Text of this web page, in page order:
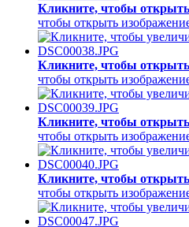
Кликните, чтобы
чтобы открыть
Кликните, чтобы
чтобы открыть
Кликните, чтобы
чтобы открыть
Кликните, чтобы
чтобы открыть